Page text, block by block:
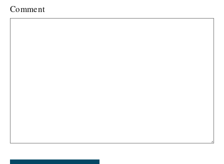
Comment